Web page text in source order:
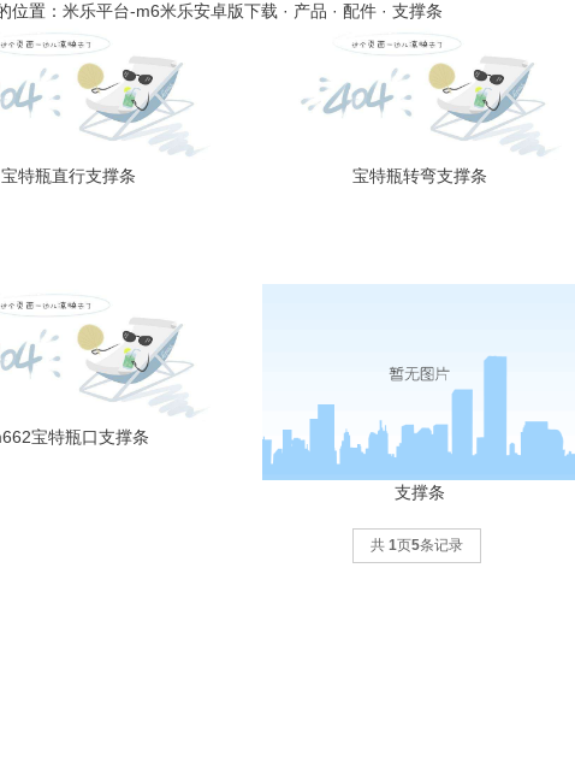
位置： 米乐平台-m6米乐安卓版下载 · 产品 · 配件· 支撑条
宝特瓶直行支撑条 宝特瓶转弯支撑条
宝特瓶口支撑条
支撑条
共 1页5条记录